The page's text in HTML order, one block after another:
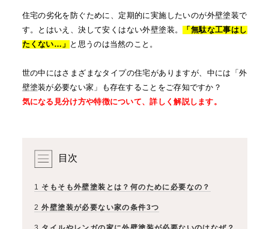
住宅の劣化を防ぐために、定期的に実施したいのが外壁塗装で
す。とはいえ、決して安くはない外壁塗装。
「無駄な工事はし
たくない…」
と思うのは当然のこと。
世の中にはさまざまなタイプの住宅がありますが、中には「外
壁塗装が必要ない家」も存在することをご存知ですか？
気になる見分け方や特徴について、詳しく解説します。
目次
1 そもそも外壁塗装とは？何のために必要なの？
2 外壁塗装が必要ない家の条件3つ